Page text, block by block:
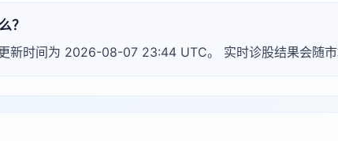
？
新时间为 2026-08-07 23:44 UTC。 实时诊股结果会随市